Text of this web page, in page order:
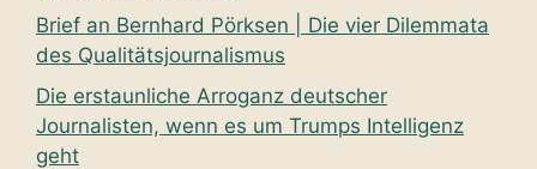
Brief an Bernhard Pörksen | Die vier Dilemmata
des Qualitätsjournalismus
Die erstaunliche Arroganz deutscher
Journalisten, wenn es um Trumps Intelligenz
geht